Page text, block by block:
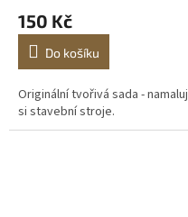
150 Kč
Do košíku
Originální tvořivá sada - namaluj
si stavební stroje.